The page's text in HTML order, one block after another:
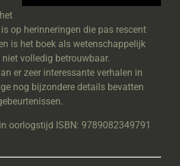
op herinneringen die pas rescent
is het boek als wetenschappelijk
volledig betrouwbaar.
er zeer interessante verhalen in
nog bijzondere details bevatten
oorlogstijd ISBN: 9789082349791